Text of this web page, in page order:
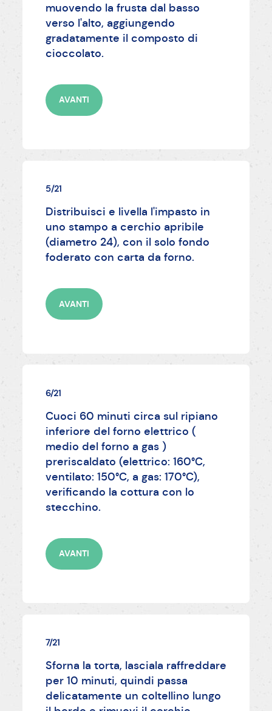
muovendo la frusta dal basso
verso l'alto, aggiungendo
gradatamente il composto di
cioccolato.
AVANTI
5/21
Distribuisci e livella l'impasto in
uno stampo a cerchio apribile
(diametro 24), con il solo fondo
foderato con carta da forno.
AVANTI
6/21
Cuoci 60 minuti circa sul ripiano
inferiore del forno elettrico (
medio del forno a gas )
preriscaldato (elettrico: 160°C,
ventilato: 150°C, a gas: 170°C),
verificando la cottura con lo
stecchino.
AVANTI
7/21
Sforna la torta, lasciala raffreddare
per 10 minuti, quindi passa
delicatamente un coltellino lungo